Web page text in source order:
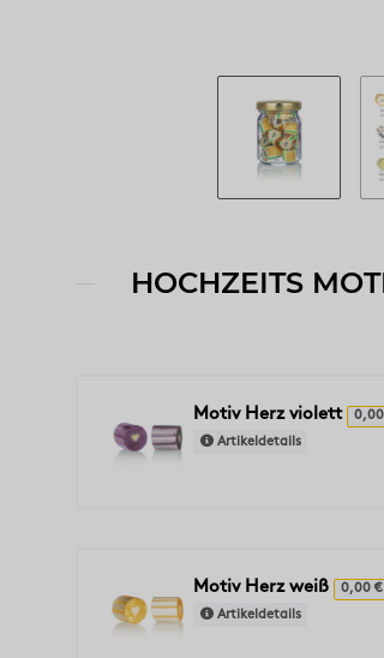
HOCHZEITS
Motiv Herz violett
Artikeldetails
Motiv Herz weiß 0,00 €
Artikeldetails